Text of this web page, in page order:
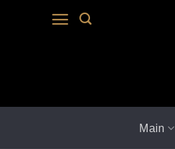
Main